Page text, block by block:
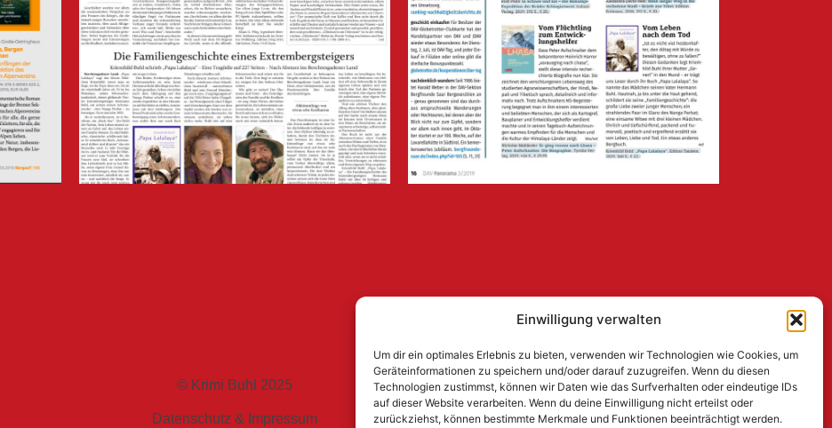
Einwilligung verwalten
Um dir ein optimales Erlebnis zu bieten, verwenden wir Technologien wie Cookies, um
Geräteinformationen zu speichern und/oder darauf zuzugreifen. Wenn du diesen
Technologien zustimmst, können wir Daten wie das Surfverhalten oder eindeutige IDs
auf dieser Website verarbeiten. Wenn du deine Einwilligung nicht erteilst oder
zurückziehst, können bestimmte Merkmale und Funktionen beeinträchtigt werden.
© Krimi Buhl 2025
Datenschutz & Impressum